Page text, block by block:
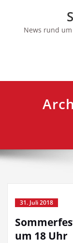
News rund
31. Juli 2018
um 18 Uhr